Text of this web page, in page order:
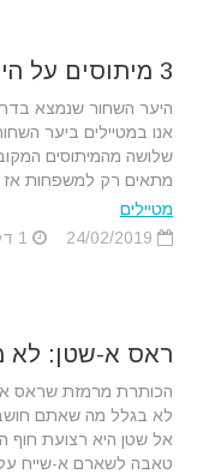
3 מיתוסים על היער השחור
היער השחור שנמצא
אנו במטיילים ביער
שלושה מהמיתוסים
מתאים רק למשפחות אז
מטיילים
ראס א-שטן: לא
הכותרת מרמזת שראס
לא בגלל מה שאתם
אל שטן היא רצועת חוף
טאבה לשארם א-שייח